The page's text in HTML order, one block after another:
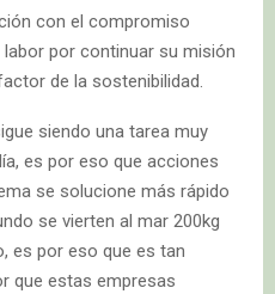
con el compromiso
labor por continuar su misión
de la sostenibilidad.
siendo una tarea muy
es por eso que acciones
se solucione más rápido
se vierten al mar 200kg
es por eso que es tan
que estas empresas